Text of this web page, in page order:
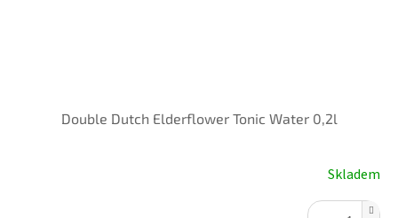
Double Dutch Elderflower Tonic Water 0,2l
Skladem